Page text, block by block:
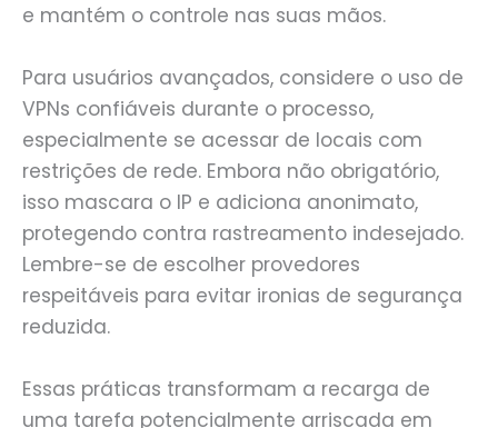
e mantém o controle nas suas mãos.
Para usuários avançados, considere o uso de
VPNs confiáveis durante o processo,
especialmente se acessar de locais com
restrições de rede. Embora não obrigatório,
isso mascara o IP e adiciona anonimato,
protegendo contra rastreamento indesejado.
Lembre-se de escolher provedores
respeitáveis para evitar ironias de segurança
reduzida.
Essas práticas transformam a recarga de
uma tarefa potencialmente arriscada em